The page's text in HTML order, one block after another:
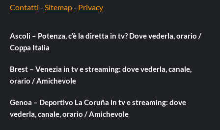
Contatti - Sitemap- Privacy
Ascoli – Potenza, c’è la diretta in tv? Dove vederla, orario /
Coppa Italia
Brest – Venezia in tv e streaming: dove vederla, canale,
orario / Amichevole
Genoa – Deportivo La Coruña in tv e streaming: dove
vederla, canale, orario / Amichevole